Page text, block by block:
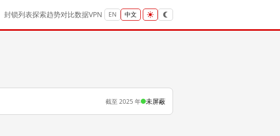
封锁列表探索趋势对比数据VPN EN 中文
截至 2025 年 未屏蔽